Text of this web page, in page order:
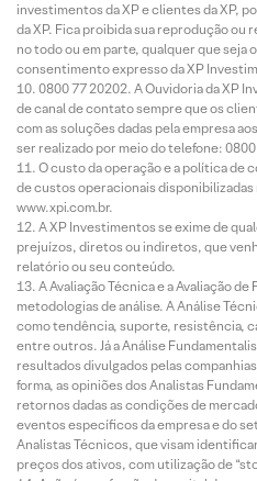
investimentos da XP e clientes da XP,
da XP. Fica proibida sua reprodução ou
no todo ou em parte, qualquer que seja
consentimento expresso da XP
0800 77 20202. A Ouvidoria da XP
de canal de contato sempre que os
com as soluções dadas pela empresa
ser realizado por meio do telefone:
O custo da operação e a política de
de custos operacionais
www.xpi.com.br.
A XP Investimentos se exime de
prejuízos, diretos ou indiretos, que
relatório ou seu conteúdo.
A Avaliação Técnica e a Avaliação
metodologias de análise. A Análise
como tendência, suporte, resistência,
entre outros. Já a Análise
resultados divulgados pelas
forma, as opiniões dos Analistas
retornos dadas as condições de
eventos específicos da empresa e do
Analistas Técnicos, que visam
preços dos ativos, com utilização de